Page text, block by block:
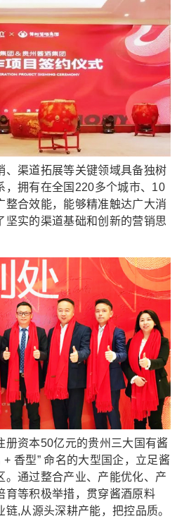
渠道拓展等关键领域具备独树
，拥有在全国220多个城市、10
整合效能，能够精准触达广大消
坚实的渠道基础和创新的营销思
资本50亿元的贵州三大国有酱
香型” 命名的大型国企，立足酱
。通过整合产业、产能优化、产
育等积极举措，贯穿酱酒原料
,从源头深耕产能，把控品质。